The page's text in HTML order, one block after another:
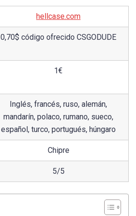
hellcase.com
0,70$ código ofrecido CSGODUDE
1€
Inglés, francés, ruso, alemán,
mandarín, polaco, rumano, sueco,
español, turco, portugués, húngaro
Chipre
5/5